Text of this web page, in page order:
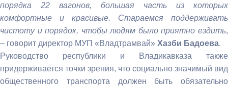
порядка 22 вагонов, большая часть из которых
комфортные и красивые. Стараемся поддерживать
чистоту и порядок, чтобы людям было приятно ездить,
– говорит директор МУП «Владтрамвай» Хазби Бадоева.
Руководство республики и Владикавказа также
придерживается точки зрения, что социально значимый вид
общественного транспорта должен быть обязательно